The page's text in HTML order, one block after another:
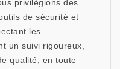
privilégions des
de sécurité et
les
un suivi rigoureux,
qualité, en toute